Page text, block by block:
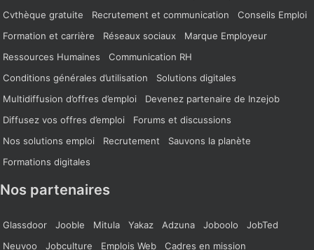
Cvthèque gratuite
Recrutement et communication
Conseils Emploi
Formation et carrière
Réseaux sociaux
Marque Employeur
Ressources Humaines
Communication RH
Conditions générales d’utilisation
Solutions digitales
Multidiffusion d’offres d’emploi
Devenez partenaire de Inzejob
Diffusez vos offres d’emploi
Forums et discussions
Nos solutions emploi
Recrutement
Sauvons la planète
Formations digitales
Nos partenaires
Glassdoor Jooble Mitula Yakaz Adzuna Joboolo
JobTed
Neuvoo
Jobculture Emplois Web Cadres en mission